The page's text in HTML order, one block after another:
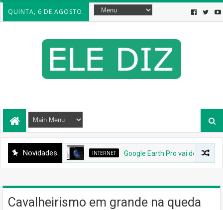
QUINTA, 6 DE AGOSTO.
Novidades INTERNET Google Earth Pro vai desaparecer:
Cavalheirismo em grande na queda